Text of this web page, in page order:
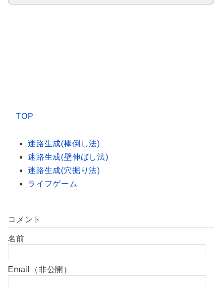
TOP
迷路生成(棒倒し法)
迷路生成(壁伸ばし法)
迷路生成(穴掘り法)
ライフゲーム
コメント
名前
Email（非公開）